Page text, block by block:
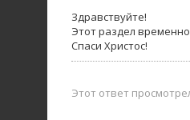
Здравствуйте!
Этот раздел
Спаси Христос!
Этот ответ